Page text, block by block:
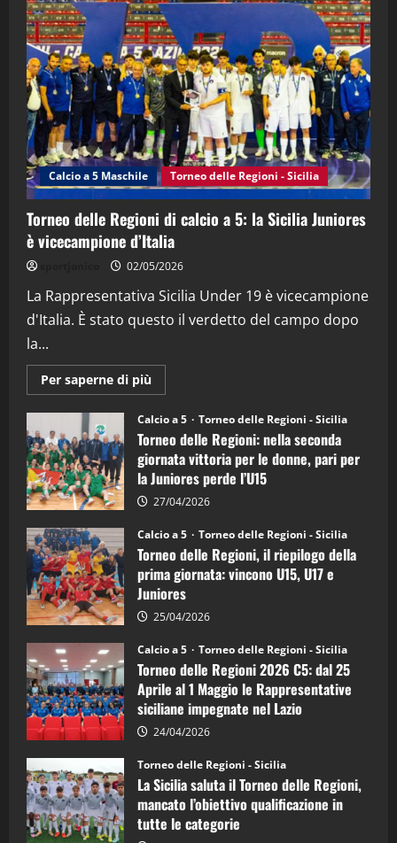
3
"SportEmpire" in Podcast
“SportEmpire” in Podcast: 28^ Puntata
(Martedi 21 Aprile 2026)
21/04/2026
4
"SportEmpire" in Podcast Sport News
“SportEmpire” in Podcast: 27^ Puntata
(Martedi 14 Aprile 2026)
15/04/2026
"SportEmpire" in Podcast
“SportEmpire” in Podcast: 26^ Puntata
08/04/2026
Calcio a 5 Maschile Torneo delle Regioni - Sicilia
Torneo delle Regioni di calcio a 5: la Sicilia Juniores
è vicecampione d’Italia
02/05/2026
La Rappresentativa Sicilia Under 19 è vicecampione
d'Italia. È stato questo il verdetto del campo dopo
la...
Per saperne di più
informazioni
Torneo
delle
Regioni
di
calcio
a
5:
la
Juniores
è
vicecampione
d’Italia
Calcio a 5 Torneo delle Regioni - Sicilia
Torneo delle Regioni: nella seconda
giornata vittoria per le donne, pari per
la Juniores perde l’U15
27/04/2026
Calcio a 5 Torneo delle Regioni - Sicilia
Torneo delle Regioni, il riepilogo della
prima giornata: vincono U15, U17 e
Juniores
25/04/2026
Calcio a 5 Torneo delle Regioni - Sicilia
Torneo delle Regioni 2026 C5: dal 25
Aprile al 1 Maggio le Rappresentative
siciliane impegnate nel Lazio
24/04/2026
Torneo delle Regioni - Sicilia
La Sicilia saluta il Torneo delle Regioni,
mancato l’obiettivo qualificazione in
tutte le categorie